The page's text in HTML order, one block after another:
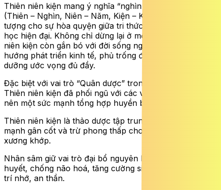
Thiên niên kiện mang ý nghĩa “nghìn năm khỏe mạnh”
(Thiên – Nghìn, Niên – Năm, Kiện – Khỏe mạnh) – Biểu
tượng cho sự hòa quyện giữa tri thức cổ truyền và khoa
học hiện đại. Không chỉ dừng lại ở một vị thuốc, Thiên
niên kiện còn gắn bó với đời sống người dân, mở ra
hướng phát triển kinh tế, phủ trống đồi núi trọc và nuôi
dưỡng ước vọng đủ đầy.
Đặc biệt với vai trò “Quân dược” trong nhóm chủ lực,
Thiên niên kiện đã phối ngũ với các vị thuốc khác tạo
nên một sức mạnh tổng hợp huyền bí:
Thiên niên kiện là thảo dược tập trung tác động giúp
mạnh gân cốt và trừ phong thấp cho người đau nhức
xương khớp.
Nhân sâm giữ vai trò đại bổ nguyên khí, lưu thông khí
huyết, chống não hoá, tăng cường sinh lực, tăng cường
trí nhớ, an thần.